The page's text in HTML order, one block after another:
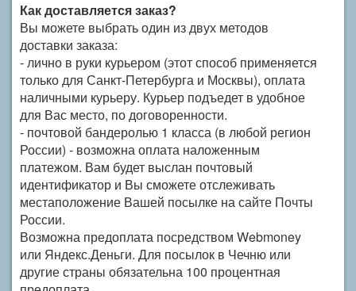
Как доставляется заказ?
Вы можете выбрать один из двух методов
доставки заказа:
- лично в руки курьером (этот способ применяется
только для Санкт-Петербурга и Москвы), оплата
наличными курьеру. Курьер подъедет в удобное
для Вас место, по договоренности.
- почтовой бандеролью 1 класса (в любой регион
России) - возможна оплата наложенным
платежом. Вам будет выслан почтовый
идентификатор и Вы сможете отслеживать
местаположение Вашей посылке на сайте Почты
России.
Возможна предоплата посредством Webmoney
или Яндекс.Деньги. Для посылок в Чечню или
другие страны обязательна 100 процентная